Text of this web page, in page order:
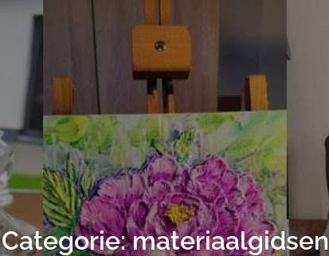
Categorie:materiaalgidsen